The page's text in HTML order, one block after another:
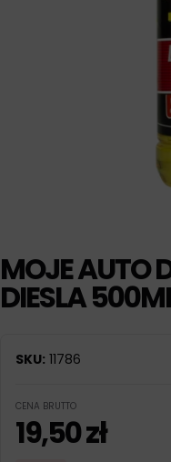
MOJE AUTO
DIESLA
SKU: 11786
CENA BRUTTO
19,50zł